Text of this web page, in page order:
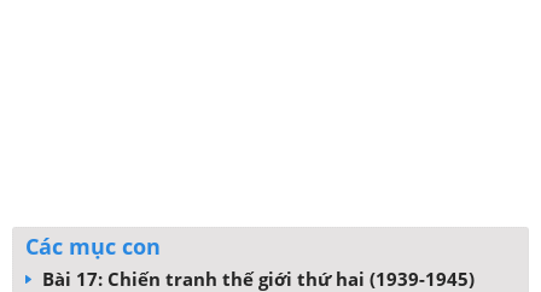
Các mục con
Bài 17: Chiến tranh thế giới thứ hai (1939-1945)